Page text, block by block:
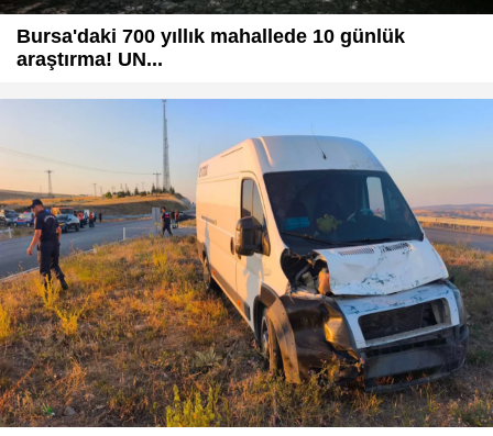
Bursa'daki 700 yıllık mahallede 10 günlük
araştırma! UN...